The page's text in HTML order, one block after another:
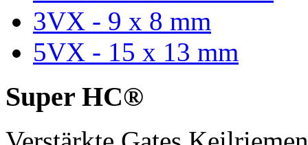
3VX - 9 x 8 mm
5VX - 15 x 13 mm
Super HC®